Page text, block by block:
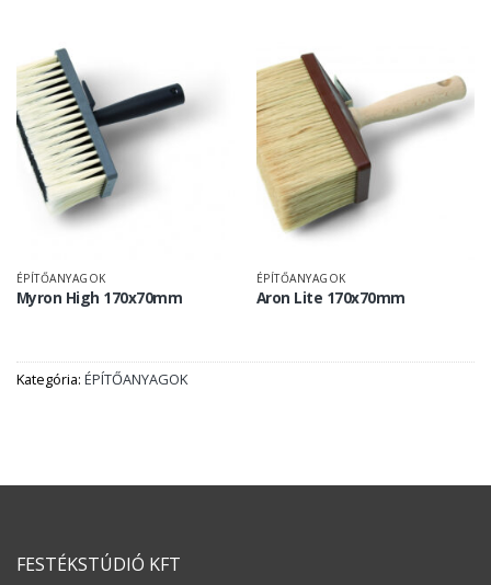
ÉPÍTŐANYAGOK
Myron High 170x70mm
ÉPÍTŐANYAGOK
Aron Lite 170x70mm
Kategória: ÉPÍTŐANYAGOK
FESTÉKSTÚDIÓ KFT